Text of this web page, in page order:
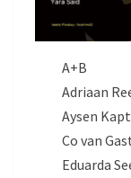
A+B
Adriaan
Aysen
Co van
Eduarda